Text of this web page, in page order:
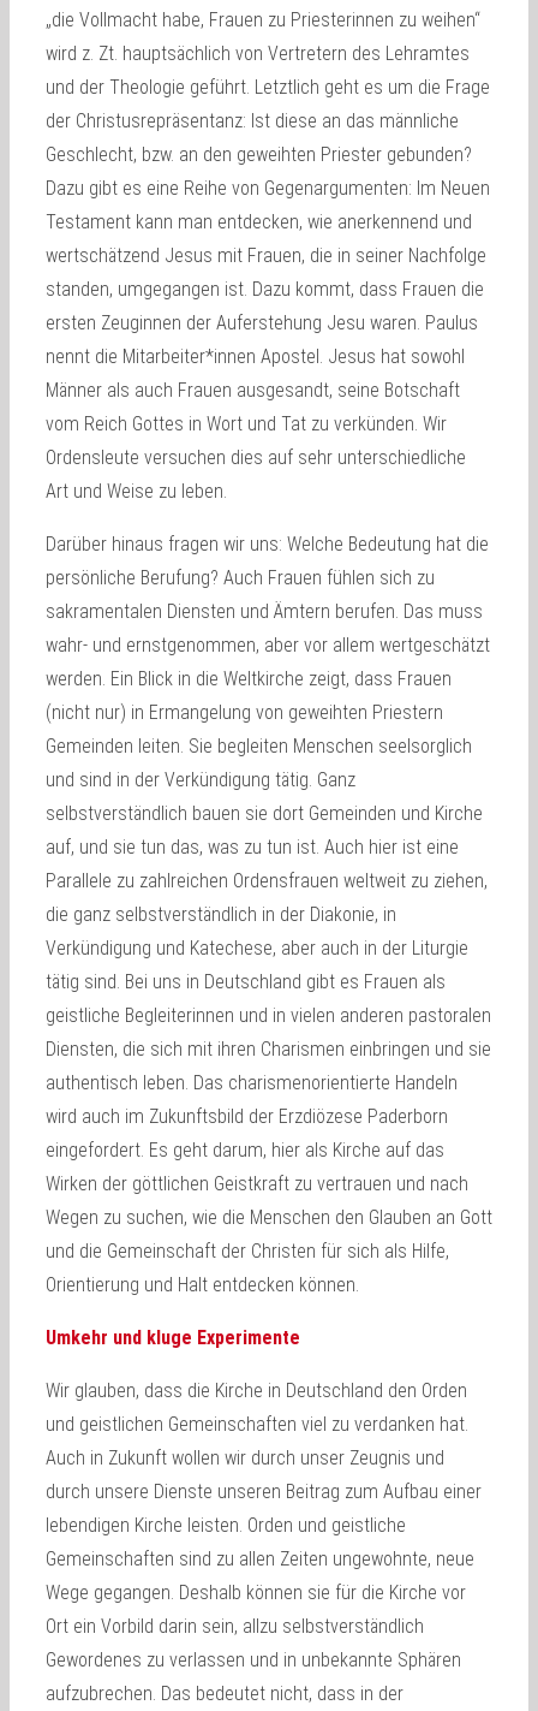
„die Vollmacht habe, Frauen zu Priesterinnen zu weihen“
wird z. Zt. hauptsächlich von Vertretern des Lehramtes
und der Theologie geführt. Letztlich geht es um die Frage
der Christusrepräsentanz: Ist diese an das männliche
Geschlecht, bzw. an den geweihten Priester gebunden?
Dazu gibt es eine Reihe von Gegenargumenten: Im Neuen
Testament kann man entdecken, wie anerkennend und
wertschätzend Jesus mit Frauen, die in seiner Nachfolge
standen, umgegangen ist. Dazu kommt, dass Frauen die
ersten Zeuginnen der Auferstehung Jesu waren. Paulus
nennt die Mitarbeiter*innen Apostel. Jesus hat sowohl
Männer als auch Frauen ausgesandt, seine Botschaft
vom Reich Gottes in Wort und Tat zu verkünden. Wir
Ordensleute versuchen dies auf sehr unterschiedliche
Art und Weise zu leben.
Darüber hinaus fragen wir uns: Welche Bedeutung hat die
persönliche Berufung? Auch Frauen fühlen sich zu
sakramentalen Diensten und Ämtern berufen. Das muss
wahr- und ernstgenommen, aber vor allem wertgeschätzt
werden. Ein Blick in die Weltkirche zeigt, dass Frauen
(nicht nur) in Ermangelung von geweihten Priestern
Gemeinden leiten. Sie begleiten Menschen seelsorglich
und sind in der Verkündigung tätig. Ganz
selbstverständlich bauen sie dort Gemeinden und Kirche
auf, und sie tun das, was zu tun ist. Auch hier ist eine
Parallele zu zahlreichen Ordensfrauen weltweit zu ziehen,
die ganz selbstverständlich in der Diakonie, in
Verkündigung und Katechese, aber auch in der Liturgie
tätig sind. Bei uns in Deutschland gibt es Frauen als
geistliche Begleiterinnen und in vielen anderen pastoralen
Diensten, die sich mit ihren Charismen einbringen und sie
authentisch leben. Das charismenorientierte Handeln
wird auch im Zukunftsbild der Erzdiözese Paderborn
eingefordert. Es geht darum, hier als Kirche auf das
Wirken der göttlichen Geistkraft zu vertrauen und nach
Wegen zu suchen, wie die Menschen den Glauben an Gott
und die Gemeinschaft der Christen für sich als Hilfe,
Orientierung und Halt entdecken können.
Umkehr und kluge Experimente
Wir glauben, dass die Kirche in Deutschland den Orden
und geistlichen Gemeinschaften viel zu verdanken hat.
Auch in Zukunft wollen wir durch unser Zeugnis und
durch unsere Dienste unseren Beitrag zum Aufbau einer
lebendigen Kirche leisten. Orden und geistliche
Gemeinschaften sind zu allen Zeiten ungewohnte, neue
Wege gegangen. Deshalb können sie für die Kirche vor
Ort ein Vorbild darin sein, allzu selbstverständlich
Gewordenes zu verlassen und in unbekannte Sphären
aufzubrechen. Das bedeutet nicht, dass in der